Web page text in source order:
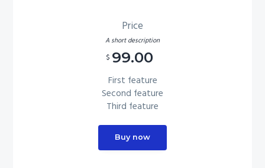
Price
A short description
$ 99.00
First feature
Second feature
Third feature
Buy now